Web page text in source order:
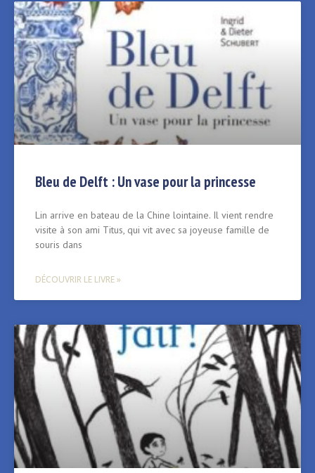
Bleu de Delft : Un vase pour la princesse
Lin arrive en bateau de la Chine lointaine. Il vient rendre
visite à son ami Titus, qui vit avec sa joyeuse famille de
souris dans
DÉCOUVRIR LE LIVRE »